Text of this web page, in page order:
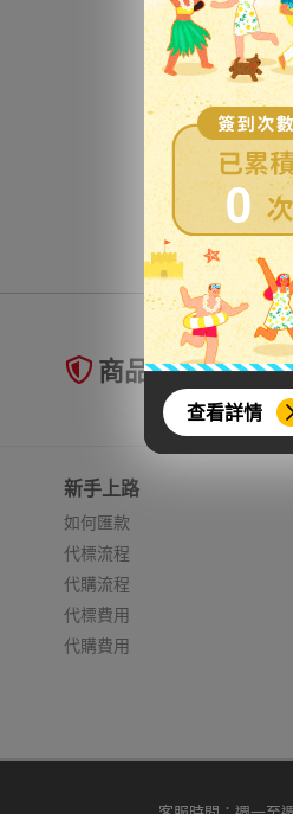
0
查看詳情
商品未到貨全額
新手上路
如何匯款
代標流程
代購流程
代標費用
代購費用